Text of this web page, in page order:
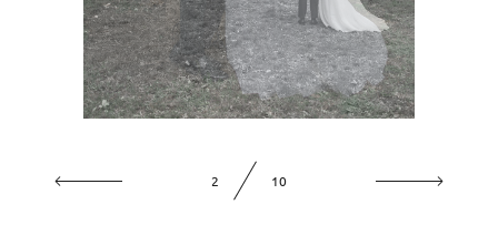
Свадебная фотосессия около Грибоедовского загса
3 10